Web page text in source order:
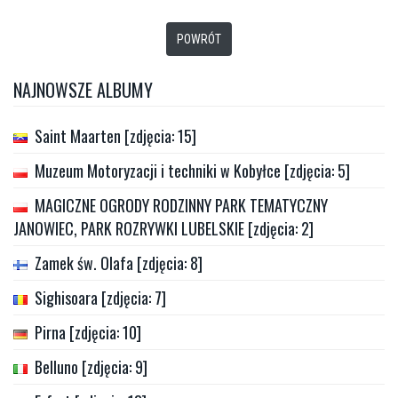
POWRÓT
NAJNOWSZE ALBUMY
Saint Maarten [zdjęcia: 15]
Muzeum Motoryzacji i techniki w Kobyłce [zdjęcia: 5]
MAGICZNE OGRODY RODZINNY PARK TEMATYCZNY
JANOWIEC, PARK ROZRYWKI LUBELSKIE [zdjęcia: 2]
Zamek św. Olafa [zdjęcia: 8]
Sighisoara [zdjęcia: 7]
Pirna [zdjęcia: 10]
Belluno [zdjęcia: 9]